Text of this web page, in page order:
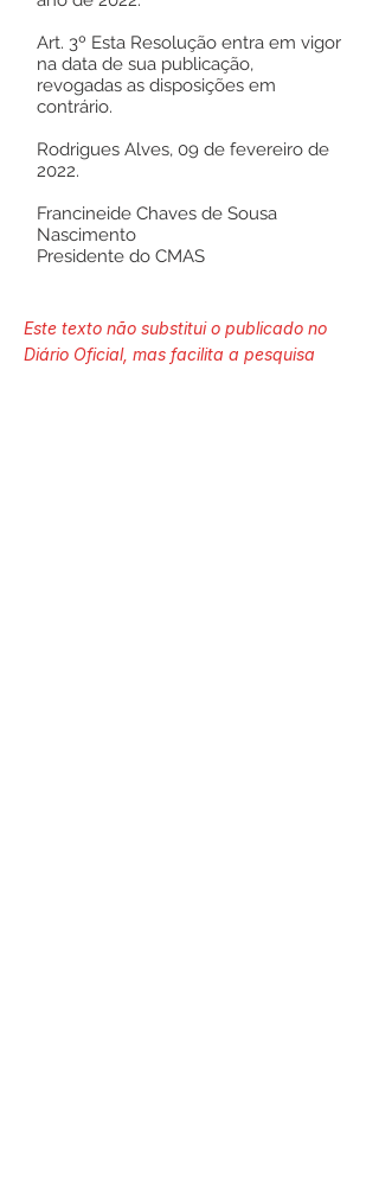
Art. 3º Esta Resolução entra em vigor
na data de sua publicação,
revogadas as disposições em
contrário.
Rodrigues Alves, 09 de fevereiro de
2022.
Francineide Chaves de Sousa
Nascimento
Presidente do CMAS
Este texto não substitui o publicado no
Diário Oficial, mas facilita a pesquisa